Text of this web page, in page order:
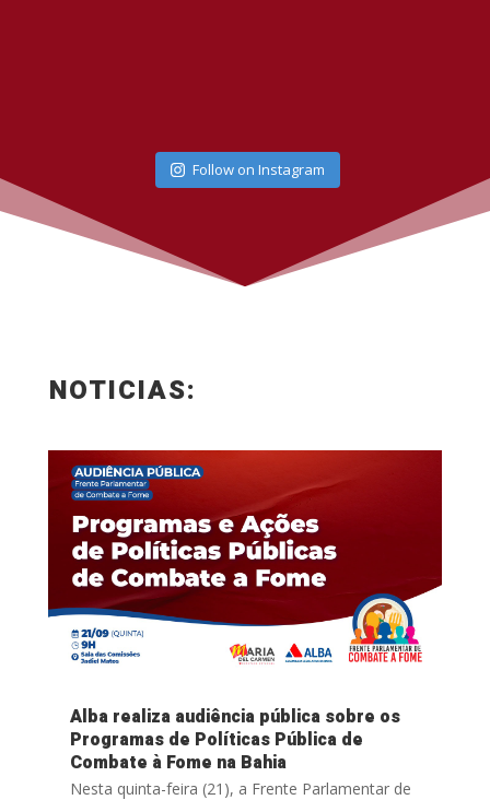
Follow on Instagram
NOTICIAS:
Alba realiza audiência pública sobre os
Programas de Políticas Pública de
Combate à Fome na Bahia
Nesta quinta-feira (21), a Frente Parlamentar de